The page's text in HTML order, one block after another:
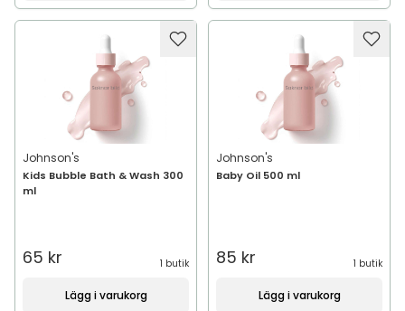
Johnson's
Kids Bubble Bath & Wash 300
ml
65 kr 1 butik
Lägg i varukorg
Johnson's
Baby Oil 500 ml
85 kr 1 butik
Lägg i varukorg